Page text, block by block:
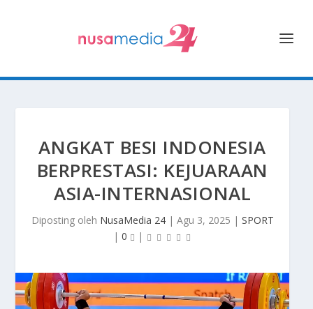
ANGKAT BESI INDONESIA
BERPRESTASI: KEJUARAAN
ASIA-INTERNASIONAL
Diposting oleh NusaMedia 24| Agu 3, 2025 | SPORT
| 0 |